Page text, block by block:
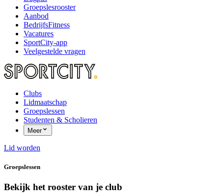
Groepslesrooster
Aanbod
BedrijfsFitness
Vacatures
SportCity-app
Veelgestelde vragen
Clubs
Lidmaatschap
Groepslessen
Studenten & Scholieren
Meer
Lid worden
Groepslessen
Bekijk het rooster van je club